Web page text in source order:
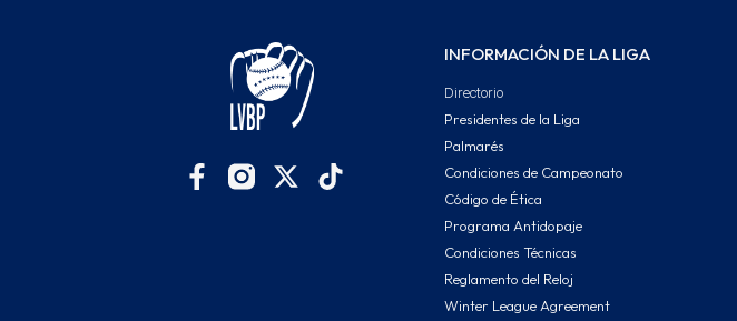
INFORMACIÓN DE LA LIGA
Directorio
Presidentes de la Liga
Palmarés
Condiciones de Campeonato
Código de Ética
Programa Antidopaje
Condiciones Técnicas
Reglamento del Reloj
Winter League Agreement